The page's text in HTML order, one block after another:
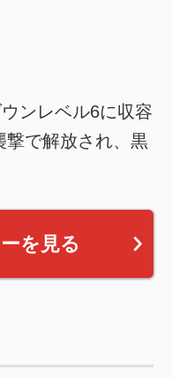
ンレベル6に収容
撃で解放され、黒
を見る